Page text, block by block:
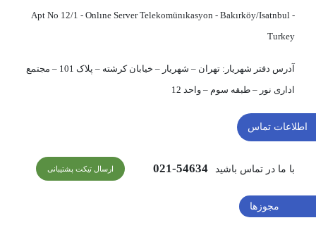
Apt No 12/1 - Onlıne Server Telekomünıkasyon - Bakırköy/Isatnbul -
Turkey
آدرس دفتر شهریار:
تهران – شهریار – خیابان کرشته – پلاک 101 – مجتمع
اداری نور – طبقه سوم – واحد 12
اطلاعات تماس
ارسال تیکت پشتیبانی با ما در تماس باشید 54634-021
مجوزها